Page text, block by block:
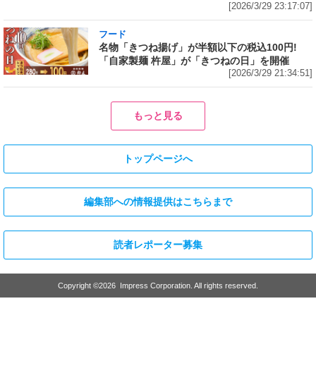
[2026/3/29 23:17:07]
フード
名物「きつね揚げ」が半額以下の税込100円!
「自家製麺 杵屋」が「きつねの日」を開催
[2026/3/29 21:34:51]
もっと見る
トップページへ
編集部への情報提供はこちらまで
読者レポーター募集
Copyright ©2026 Impress Corporation. All rights reserved.